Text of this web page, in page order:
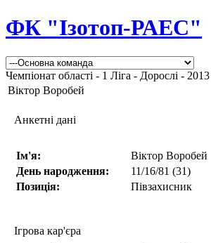
ФК "Ізотоп-РАЕС"
Чемпіонат області - 1 Ліга - Дорослі - 2013
Віктор Воробей
Анкетні дані
Ім'я:
Віктор Воробей
День народження:
11/16/81 (31)
Позиція:
Півзахисник
Ігрова кар'єра